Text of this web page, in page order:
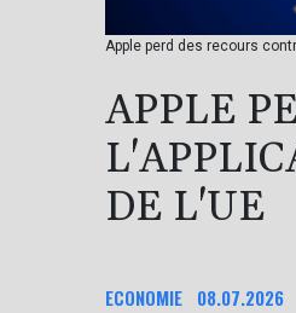
Apple perd des recours
APPLE
DE L'UE
ECONOMIE 08.07.2026